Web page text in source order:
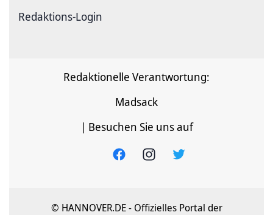
Redaktions-Login
Redaktionelle Verantwortung:
Madsack
| Besuchen Sie uns auf
© HANNOVER.DE - Offizielles Portal der